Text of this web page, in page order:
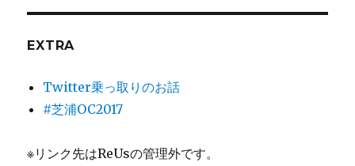
EXTRA
Twitter乗っ取りのお話
#芝浦OC2017
※リンク先はReUsの管理外です。